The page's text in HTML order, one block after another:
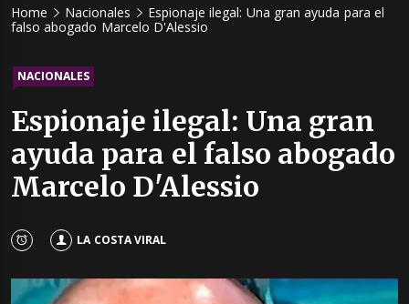
Home Nacionales
Espionaje ilegal: Una gran ayuda para el
falso abogado Marcelo D'Alessio
NACIONALES
Espionaje ilegal: Una gran
ayuda para el falso abogado
Marcelo D'Alessio
LA COSTA VIRAL